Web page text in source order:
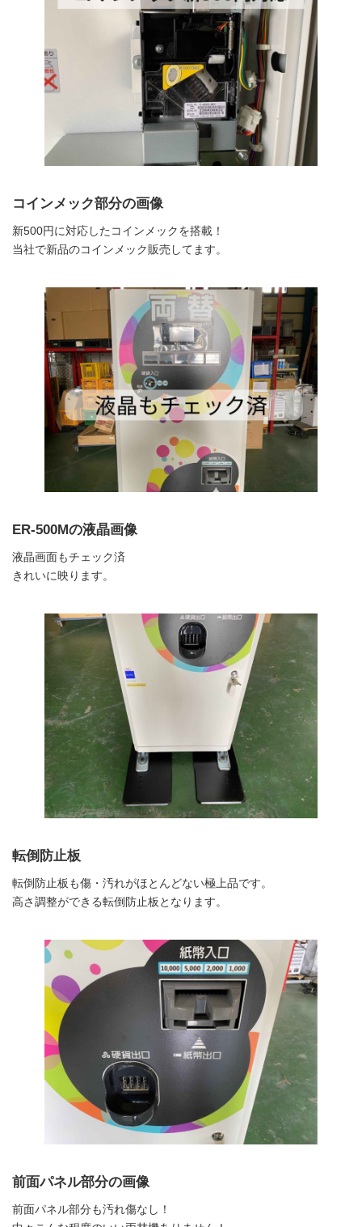
コインメック部分の画像
新500円に対応したコインメックを搭載！
当社で新品のコインメック販売してます。
ER-500Mの液晶画像
液晶画面もチェック済
きれいに映ります。
転倒防止板
転倒防止板も傷・汚れがほとんどない極上品です。
高さ調整ができる転倒防止板となります。
前面パネル部分の画像
前面パネル部分も汚れ傷なし！